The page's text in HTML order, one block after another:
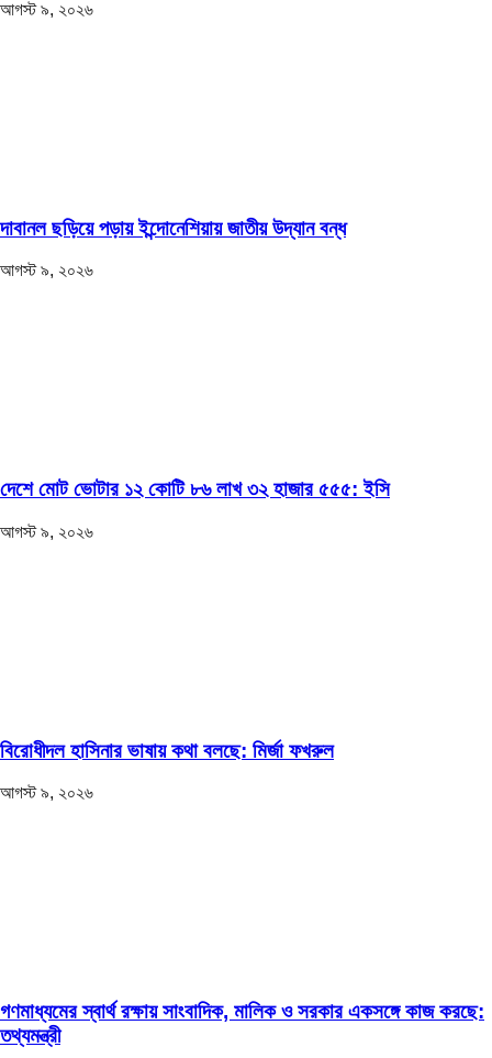
আগস্ট ৯, ২০২৬
দাবানল ছড়িয়ে পড়ায় ইন্দোনেশিয়ায় জাতীয় উদ্যান বন্ধ
আগস্ট ৯, ২০২৬
দেশে মোট ভোটার ১২ কোটি ৮৬ লাখ ৩২ হাজার ৫৫৫: ইসি
আগস্ট ৯, ২০২৬
বিরোধীদল হাসিনার ভাষায় কথা বলছে: মির্জা ফখরুল
আগস্ট ৯, ২০২৬
গণমাধ্যমের স্বার্থ রক্ষায় সাংবাদিক, মালিক ও সরকার একসঙ্গে কাজ করছে:
তথ্যমন্ত্রী